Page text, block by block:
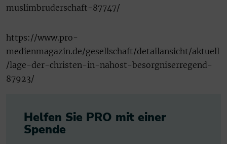
muslimbruderschaft-87747/
https://www.pro-
medienmagazin.de/gesellschaft/detailansicht/aktuell
/lage-der-christen-in-nahost-besorgniserregend-
87923/
Helfen Sie PRO mit einer
Spende